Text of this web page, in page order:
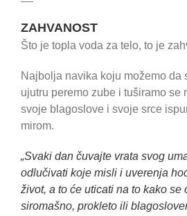
ZAHVANOST
Što je topla voda za telo, to je
Najbolja navika koju možemo da
ujutru peremo zube i tuširamo se
svoje blagoslove i svoje srce
mirom.
„Svaki dan čuvajte vrata svog
odlučivati koje misli i uverenja
život, a to će uticati na to kako se
siromašno, prokleto ili